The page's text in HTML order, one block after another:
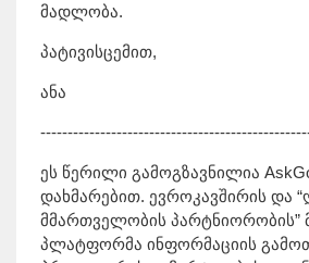
მადლობა.
პატივისცემით,
ანა
ეს წერილი გამოგზავნილია
დახმარებით. ევროკავშირის და
მმართველობის პარტნიორობის”
პლატფორმა ინფორმაციის